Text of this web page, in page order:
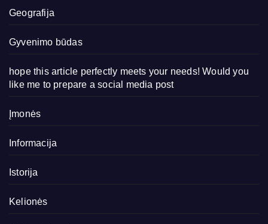
Geografija
Gyvenimo būdas
hope this article perfectly meets your needs! Would you
like me to prepare a social media post
Įmonės
Informacija
Istorija
Kelionės